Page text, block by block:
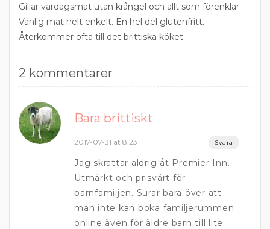
Gillar vardagsmat utan krångel och allt som förenklar.
Vanlig mat helt enkelt. En hel del glutenfritt.
Återkommer ofta till det brittiska köket.
2 kommentarer
Bara brittiskt
2017-07-31 at 8:23 Svara
Jag skrattar aldrig åt Premier Inn.
Utmärkt och prisvärt för
barnfamiljen. Surar bara över att
man inte kan boka familjerummen
online även för äldre barn till lite